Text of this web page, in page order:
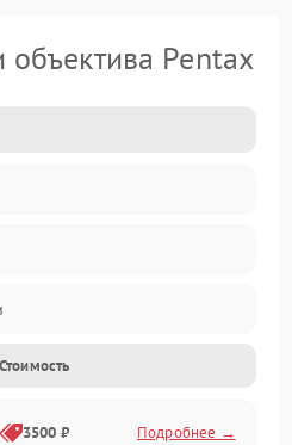
объектива Pentax
(если объектив с мотором/
Стоимость
3500 ₽ Подробнее →